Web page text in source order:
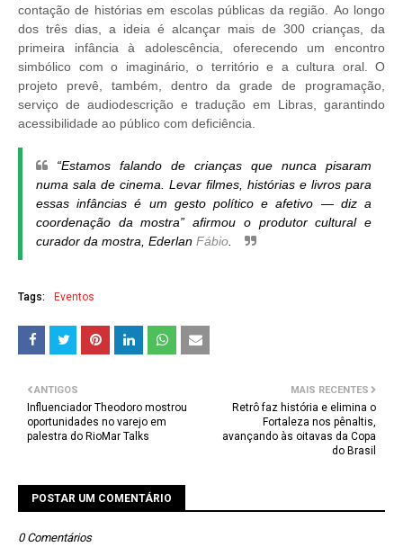
contação de histórias em escolas públicas da região. Ao longo
dos três dias, a ideia é alcançar mais de 300 crianças, da
primeira infância à adolescência, oferecendo um encontro
simbólico com o imaginário, o território e a cultura oral. O
projeto prevê, também, dentro da grade de programação,
serviço de audiodescrição e tradução em Libras, garantindo
acessibilidade ao público com deficiência.
“Estamos falando de crianças que nunca pisaram
numa sala de cinema. Levar filmes, histórias e livros para
essas infâncias é um gesto político e afetivo — diz a
coordenação da mostra” afirmou o produtor cultural e
curador da mostra, Ederlan Fábio
Tags: Eventos
MAIS RECENTES
Retrô faz história e elimina o
Fortaleza nos pênaltis,
avançando às oitavas da Copa
do Brasil
ANTIGOS
Influenciador Theodoro mostrou
oportunidades no varejo em
palestra do RioMar Talks
POSTAR UM COMENTÁRIO
0 Comentários